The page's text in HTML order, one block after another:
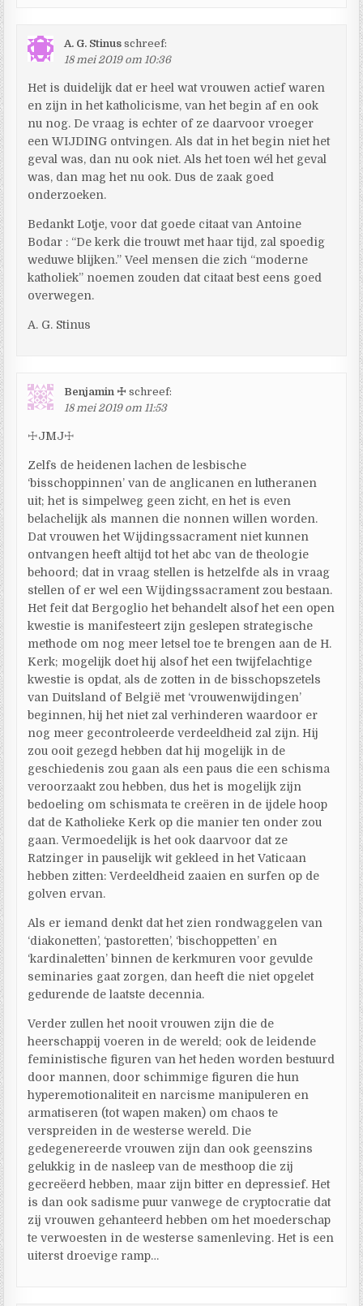
A. G. Stinus schreef:
18 mei 2019 om 10:36
Het is duidelijk dat er heel wat vrouwen actief waren
en zijn in het katholicisme, van het begin af en ook
nu nog. De vraag is echter of ze daarvoor vroeger
een WIJDING ontvingen. Als dat in het begin niet het
geval was, dan nu ook niet. Als het toen wél het geval
was, dan mag het nu ook. Dus de zaak goed
onderzoeken.
Bedankt Lotje, voor dat goede citaat van Antoine
Bodar : “De kerk die trouwt met haar tijd, zal spoedig
weduwe blijken.” Veel mensen die zich “moderne
katholiek” noemen zouden dat citaat best eens goed
overwegen.
A. G. Stinus
Benjamin ☩ schreef:
18 mei 2019 om 11:53
☩JMJ☩
Zelfs de heidenen lachen de lesbische
‘bisschoppinnen’ van de anglicanen en lutheranen
uit; het is simpelweg geen zicht, en het is even
belachelijk als mannen die nonnen willen worden.
Dat vrouwen het Wijdingssacrament niet kunnen
ontvangen heeft altijd tot het abc van de theologie
behoord; dat in vraag stellen is hetzelfde als in vraag
stellen of er wel een Wijdingssacrament zou bestaan.
Het feit dat Bergoglio het behandelt alsof het een open
kwestie is manifesteert zijn geslepen strategische
methode om nog meer letsel toe te brengen aan de H.
Kerk; mogelijk doet hij alsof het een twijfelachtige
kwestie is opdat, als de zotten in de bisschopszetels
van Duitsland of België met ‘vrouwenwijdingen’
beginnen, hij het niet zal verhinderen waardoor er
nog meer gecontroleerde verdeeldheid zal zijn. Hij
zou ooit gezegd hebben dat hij mogelijk in de
geschiedenis zou gaan als een paus die een schisma
veroorzaakt zou hebben, dus het is mogelijk zijn
bedoeling om schismata te creëren in de ijdele hoop
dat de Katholieke Kerk op die manier ten onder zou
gaan. Vermoedelijk is het ook daarvoor dat ze
Ratzinger in pauselijk wit gekleed in het Vaticaan
hebben zitten: Verdeeldheid zaaien en surfen op de
golven ervan.
Als er iemand denkt dat het zien rondwaggelen van
‘diakonetten’, ‘pastoretten’, ‘bischoppetten’ en
‘kardinaletten’ binnen de kerkmuren voor gevulde
seminaries gaat zorgen, dan heeft die niet opgelet
gedurende de laatste decennia.
Verder zullen het nooit vrouwen zijn die de
heerschappij voeren in de wereld; ook de leidende
feministische figuren van het heden worden bestuurd
door mannen, door schimmige figuren die hun
hyperemotionaliteit en narcisme manipuleren en
armatiseren (tot wapen maken) om chaos te
verspreiden in de westerse wereld. Die
gedegenereerde vrouwen zijn dan ook geenszins
gelukkig in de nasleep van de mesthoop die zij
gecreëerd hebben, maar zijn bitter en depressief. Het
is dan ook sadisme puur vanwege de cryptocratie dat
zij vrouwen gehanteerd hebben om het moederschap
te verwoesten in de westerse samenleving. Het is een
uiterst droevige ramp…